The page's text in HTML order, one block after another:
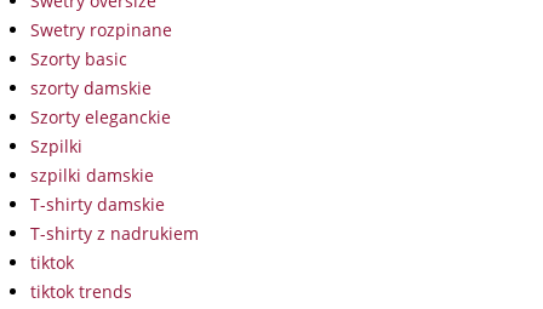
Swetry rozpinane
Szorty basic
szorty damskie
Szorty eleganckie
Szpilki
szpilki damskie
T-shirty damskie
T-shirty z nadrukiem
tiktok
tiktok trends